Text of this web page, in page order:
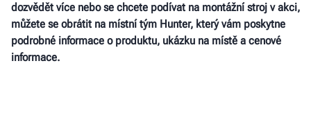
dozvědět více nebo se chcete podívat na montážní stroj v akci,
můžete se obrátit na místní tým Hunter, který vám poskytne
podrobné informace o produktu, ukázku na místě a cenové
informace.